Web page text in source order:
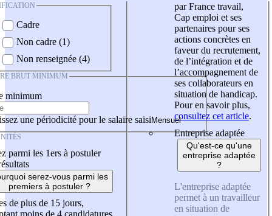
Cadre
Non cadre (1)
Non renseignée (4)
BRUT MINIMUM
minimum
une périodicité pour le salaire saisi
parmi les 1ers à postuler
serez-vous parmi les
premiers à postuler ?
de plus de 15 jours,
moins de 4 candidatures
par France travail,
Cap emploi et ses
partenaires pour ses
actions concrètes en
faveur du recrutement,
de l’intégration et de
l’accompagnement de
ses collaborateurs en
situation de handicap.
Pour en savoir plus,
consultez cet article.
Entreprise adaptée
Qu'est-ce qu'une
entreprise adaptée
?
L'entreprise adaptée
permet à un travailleur
en situation de